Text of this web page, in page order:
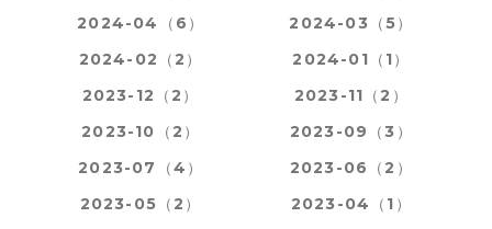
2024-04（6）
2024-03（5）
2024-02（2）
2024-01（1）
2023-12（2）
2023-11（2）
2023-10（2）
2023-09（3）
2023-07（4）
2023-06（2）
2023-05（2）
2023-04（1）